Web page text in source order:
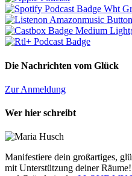
Die Nachrichten vom Glück
Zur Anmeldung
Wer hier schreibt
Manifestiere dein großartiges,
mit Unterstützung deiner